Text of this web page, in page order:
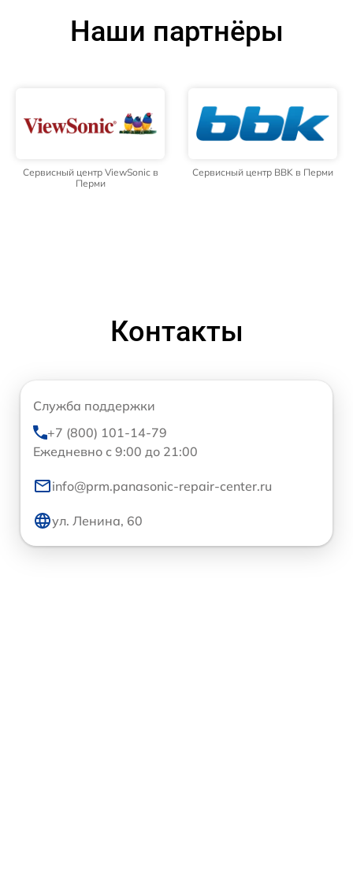
Наши партнёры
Сервисный центр ViewSonic в
Перми
Сервисный центр BBK в Перми
Контакты
Служба поддержки
+7 (800) 101-14-79
Ежедневно с 9:00 до 21:00
info@prm.panasonic-repair-center.ru
ул. Ленина, 60